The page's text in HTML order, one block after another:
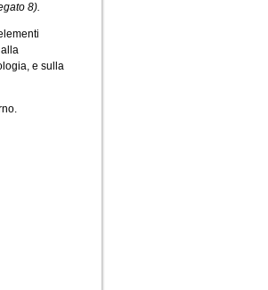
8).
e sulla